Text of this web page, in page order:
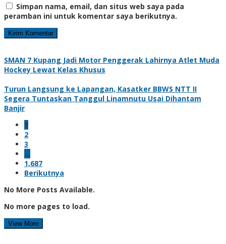
Simpan nama, email, dan situs web saya pada
peramban ini untuk komentar saya berikutnya.
SMAN 7 Kupang Jadi Motor Penggerak Lahirnya Atlet Muda
Hockey Lewat Kelas Khusus
Turun Langsung ke Lapangan, Kasatker BBWS NTT II
Segera Tuntaskan Tanggul Linamnutu Usai Dihantam
Banjir
1
2
3
…
1,687
Berikutnya
No More Posts Available.
No more pages to load.
View More